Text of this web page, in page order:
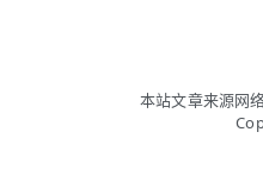
本站文章来源网